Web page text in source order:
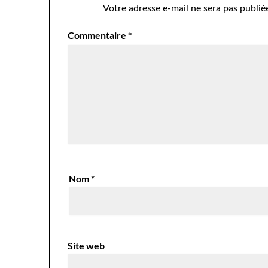
Votre adresse e-mail ne sera pas
Commentaire *
Nom*
Site web